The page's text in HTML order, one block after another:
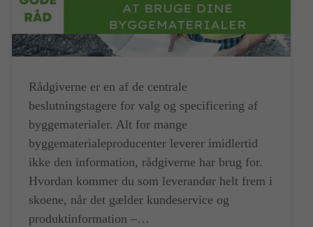
Rådgiverne er en af de centrale
beslutningstagere for valg og specificering af
byggematerialer. Alt for mange
byggematerialeproducenter leverer imidlertid
ikke den information, rådgiverne har brug for.
Hvordan kommer du som leverandør helt frem i
skoene, når det gælder kundeservice og
produktinformation –…